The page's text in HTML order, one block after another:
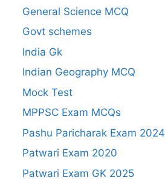
General Science MCQ
Govt schemes
India Gk
Indian Geography MCQ
Mock Test
MPPSC Exam MCQs
Pashu Paricharak Exam 2024
Patwari Exam 2020
Patwari Exam GK 2025